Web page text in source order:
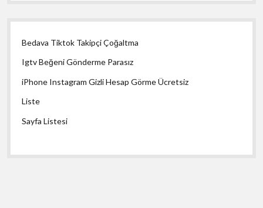
Bedava Tiktok Takipçi Çoğaltma
Igtv Beğeni Gönderme Parasız
iPhone Instagram Gizli Hesap Görme Ücretsiz
Liste
Sayfa Listesi